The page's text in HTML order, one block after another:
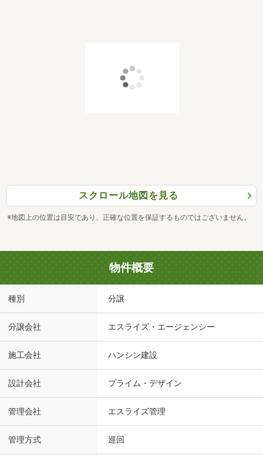
スクロール地図を見る
※地図上の位置は目安であり、正確な位置を保証するものではございません。
物件概要
種別 分譲
分譲会社 エスライズ・エージェンシー
施工会社 ハンシン建設
設計会社 プライム・デザイン
管理会社 エスライズ管理
管理方式 巡回